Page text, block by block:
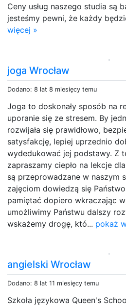
Ceny usług naszego studia są
jesteśmy pewni, że każdy
więcej »
joga Wrocław
Dodano: 8 lat 8 miesięcy temu
Joga to doskonały sposób na
uporanie się ze stresem. By
rozwijała się prawidłowo,
satysfakcję, lepiej uprzednio
wydedukować jej podstawy. Z
zapraszamy ciepło na lekcje
są przeprowadzane w naszym
zajęciom dowiedzą się
pamiętać dopiero wkraczając
umożliwimy Państwu dalszy
wskażemy drogę, któ... pokaż
angielski Wrocław
Dodano: 8 lat 11 miesięcy temu
Szkoła językowa Queen's